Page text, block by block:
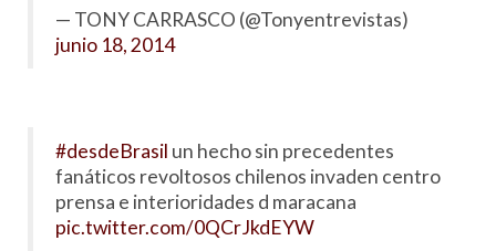
— TONY CARRASCO (@Tonyentrevistas)
junio 18, 2014
#desdeBrasil un hecho sin precedentes
fanáticos revoltosos chilenos invaden centro
prensa e interioridades d maracana
pic.twitter.com/0QCrJkdEYW